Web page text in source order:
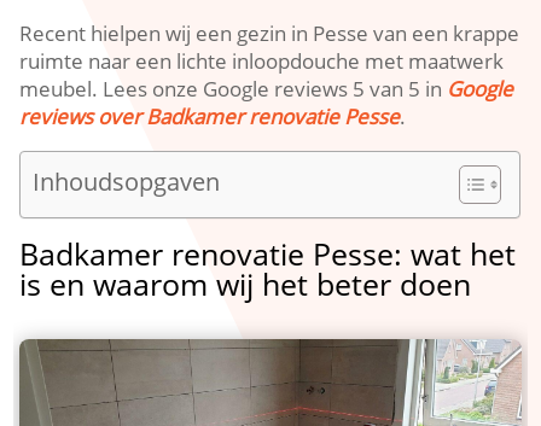
Recent hielpen wij een gezin in Pesse van een krappe
ruimte naar een lichte inloopdouche met maatwerk
meubel. Lees onze Google reviews 5 van 5 in Google
reviews over Badkamer renovatie Pesse.
Inhoudsopgaven
Badkamer renovatie Pesse: wat het
is en waarom wij het beter doen